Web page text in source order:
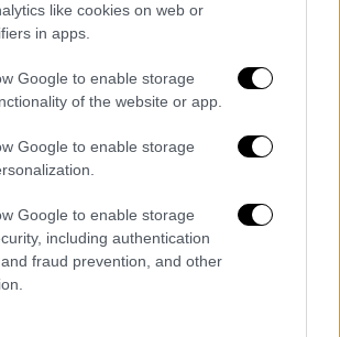
like cookies on web or
in apps.
Google to enable storage
of the website or app.
Google to enable storage
Google to enable storage
including authentication
fraud prevention, and other
άμεσα με δική σας ευθύνη. Το
και τα προσβλητικά σχόλια θα